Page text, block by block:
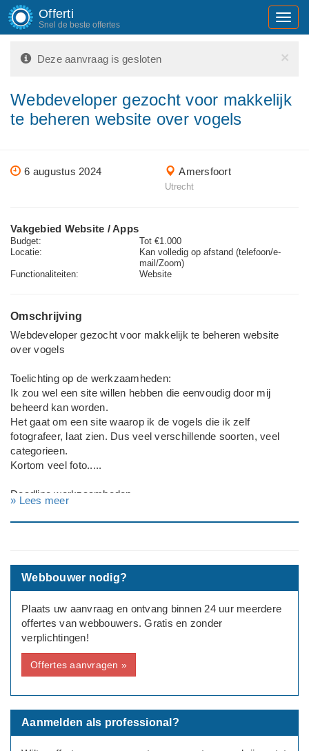
Offerti
Snel de beste offertes
×
Deze aanvraag is gesloten
Webdeveloper gezocht voor makkelijk
te beheren website over vogels
6 augustus 2024 Amersfoort
Utrecht
Vakgebied Website / Apps
Budget:
Tot €1.000
Locatie:
Kan volledig op afstand (telefoon/e-
mail/Zoom)
Functionaliteiten:
Website
Omschrijving
Webdeveloper gezocht voor makkelijk te beheren website
over vogels
Toelichting op de werkzaamheden:
Ik zou wel een site willen hebben die eenvoudig door mij
beheerd kan worden.
Het gaat om een site waarop ik de vogels die ik zelf
fotografeer, laat zien. Dus veel verschillende soorten, veel
categorieen.
Kortom veel foto.....
Deadline werkzaamheden
---
» Lees meer
Webbouwer nodig?
Plaats uw aanvraag en ontvang binnen 24 uur meerdere
offertes van webbouwers. Gratis en zonder
verplichtingen!
Offertes aanvragen »
Aanmelden als professional?